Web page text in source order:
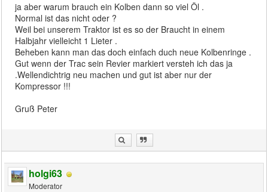
ja aber warum brauch ein Kolben dann so viel Öl .
Normal ist das nicht oder ?
Weil bei unserem Traktor ist es so der Braucht in einem
Halbjahr vielleicht 1 Lieter .
Beheben kann man das doch einfach duch neue Kolbenringe .
Gut wenn der Trac sein Revier markiert versteh ich das ja
.Wellendichtrig neu machen und gut ist aber nur der
Kompressor !!!
Gruß Peter
holgi63
Moderator